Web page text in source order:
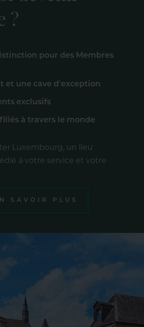
?
pour des Membres
et une cave d'exception
exclusifs
à travers le monde
Luxembourg, un lieu
à votre service et votre
SAVOIR PLUS